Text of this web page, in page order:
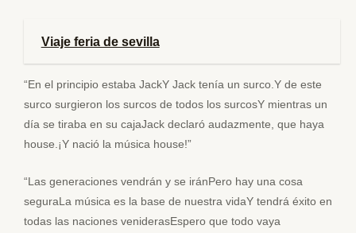
Viaje feria de sevilla
“En el principio estaba JackY Jack tenía un surco.Y de este
surco surgieron los surcos de todos los surcosY mientras un
día se tiraba en su cajaJack declaró audazmente, que haya
house.¡Y nació la música house!”
“Las generaciones vendrán y se iránPero hay una cosa
seguraLa música es la base de nuestra vidaY tendrá éxito en
todas las naciones veniderasEspero que todo vaya